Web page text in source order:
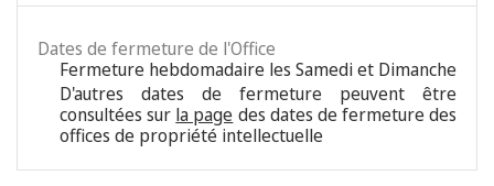
Dates de fermeture de l'Office
Fermeture hebdomadaire les Samedi et Dimanche
D'autres dates de fermeture peuvent être
consultées sur la page des dates de fermeture des
offices de propriété intellectuelle